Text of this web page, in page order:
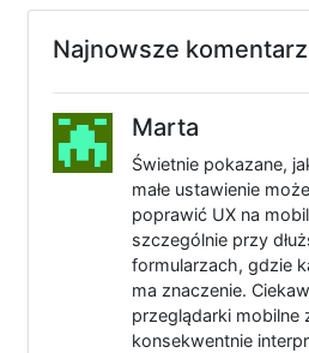
Najnowsze
Marta
Świetnie pokazane,
małe ustawienie
poprawić UX na
szczególnie przy
formularzach, gdzie
ma znaczenie.
przeglądarki mobilne
konsekwentnie